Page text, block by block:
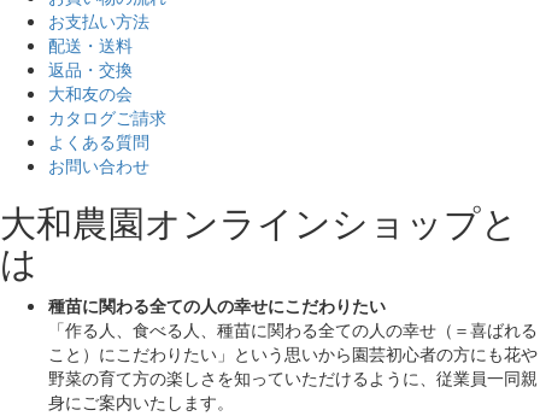
お支払い方法
配送・送料
返品・交換
大和友の会
カタログご請求
よくある質問
お問い合わせ
大和農園オンラインショップと
は
種苗に関わる全ての人の幸せにこだわりたい
「作る人、食べる人、種苗に関わる全ての人の幸せ（＝喜ばれる
こと）にこだわりたい」 という思いから園芸初心者の方にも花や
野菜の育て方の楽しさを知っていただけるように、従業員一同親
身にご案内いたします。